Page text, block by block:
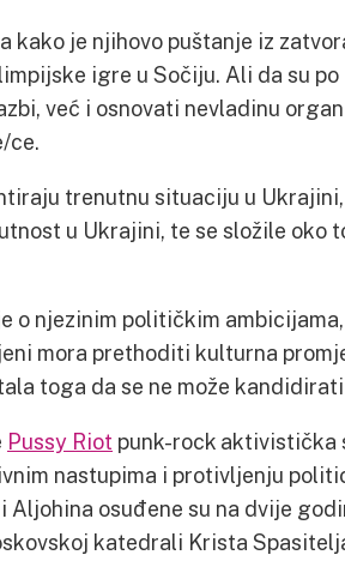
kako je njihovo puštanje iz
igre u Sočiju. Ali da su
već i osnovati nevladinu
ce.
trenutnu situaciju u
u Ukrajini, te se složile oko
o njezinim političkim
mora prethoditi kulturna
toga da se ne može
Pussy Riot punk-rock aktivistička
nastupima i protivljenju
Aljohina osuđene su na dvije
katedrali Krista